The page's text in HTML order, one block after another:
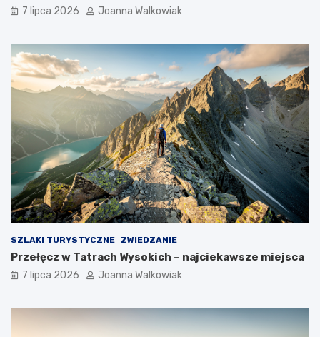
7 lipca 2026 Joanna Walkowiak
SZLAKI TURYSTYCZNE ZWIEDZANIE
Przełęcz w Tatrach Wysokich – najciekawsze miejsca
7 lipca 2026 Joanna Walkowiak